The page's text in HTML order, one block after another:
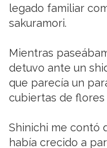
legado familiar
sakuramori.
Mientras
detuvo ante un
que parecía un
cubiertas de
Shinichi me contó
había crecido a